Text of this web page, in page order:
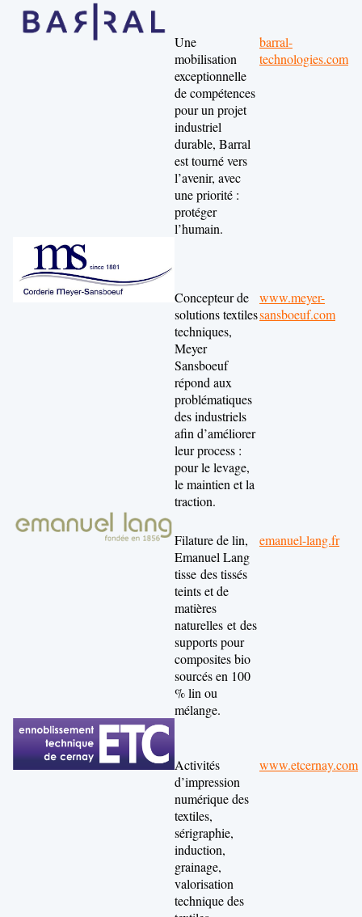
Une
mobilisation
exceptionnelle
de compétences
pour un projet
industriel
durable, Barral
est tourné vers
l’avenir, avec
une priorité :
protéger
l’humain.
barral-
technologies.com
Concepteur de
solutions textiles
techniques,
Meyer
Sansboeuf
répond aux
problématiques
des industriels
afin d’améliorer
leur process :
pour le levage,
le maintien et la
traction.
www.meyer-
sansboeuf.com
Filature de lin,
Emanuel Lang
tisse des tissés
teints et de
matières
naturelles et des
supports pour
composites bio
sourcés en 100
% lin ou
mélange.
emanuel-lang.fr
Activités
d’impression
numérique des
textiles,
sérigraphie,
induction,
grainage,
valorisation
technique des
www.etcernay.com